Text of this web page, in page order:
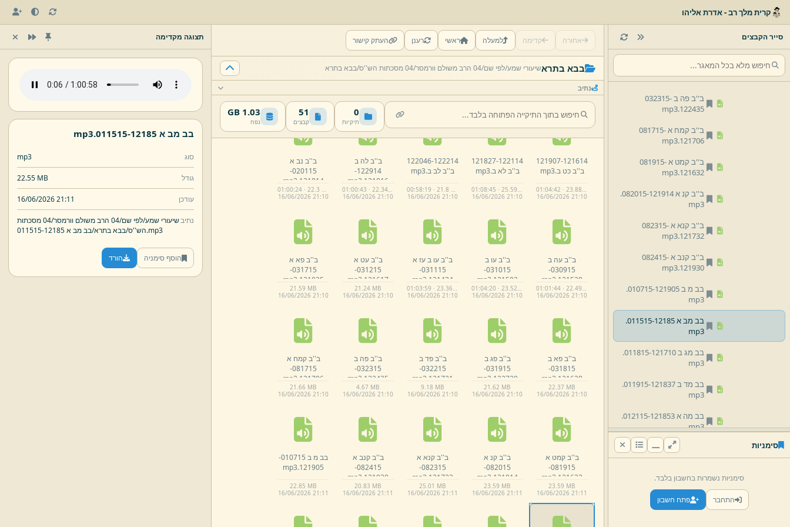
קרית מלך רב - אדרת אליהו
סייר הקבצים
121628.
ב''ב פד ב 032215-
mp3
ב''ב פה ב 032315-
122435.
mp3
ב''ב קמח א 081715-
121706.
mp3
ב''ב קמט א 081915-
121632.
mp3
ב''ב קנ א 082015-121914.
mp3
ב''ב קנא א 082315-
121732.
mp3
ב''ב קנב א 082415-
121930.
mp3
בב מ ב 010715-121905.
mp3
בב מב א 011515-12185.
mp3
בב מג ב 011815-121710.
mp3
בב מד ב 011915-121837.
mp3
בב מה א 012115-121853.
mp3
בב מו ב 012215- 121750.
mp3
בב נב ב 020115-121814.
mp3
בב ע א 010915-115933.
סימניות
סימניות נשמרות בחשבון בלבד.
התחבר פתח חשבון
אחורה קדימה למעלה ראשי רענן העתק קישור
בבא בתראשיעורי שמע/לפי שם/04 הרב משולם וורמסר/ 04 מסכתות הש''ס/ בבא בתרא
נתיב
0
תיקיות
51
קבצים
1.03 GB
נפח
112614-
ב''ב כ ב.mp3
00:58:11 · 21.7 MB
16/06/2026 21:09
ב''ב כג ב.mp3
16/06/2026 21:10
ב''ב כג א.mp3
16/06/2026 21:09
ב''ב כד ב.mp3
16/06/2026 21:10
ב''ב כח א.
16/06/2026 21:10
121614-
121907
ב''ב כט ב.mp3
01:04:42 · 23.88 MB
16/06/2026 21:10
122114-
121827
ב''ב לא ב.mp3
01:08:45 · 25.59 MB
16/06/2026 21:10
122214-
122046
ב''ב לב ב.mp3
00:58:19 · 21.8 MB
16/06/2026 21:10
ב''ב לה ב
122914-
121816.
mp3
01:00:43 · 22.34 MB
16/06/2026 21:10
ב''ב נב א
020115-
121814.
mp3
01:00:24 · 22.3 MB
16/06/2026 21:10
ב''ב עה ב
030915-
121538.
mp3
01:01:44 · 22.49 MB
16/06/2026 21:10
ב''ב עו ב
031015-
121502.
mp3
01:04:20 · 23.52 MB
16/06/2026 21:10
ב''ב עו ב עז א
031115-
121434.
mp3
01:03:59 · 23.36 MB
16/06/2026 21:10
ב''ב עט א
031215-
121617.
mp3
21.24 MB
16/06/2026 21:10
ב''ב פא א
031715-
121825.
mp3
21.59 MB
16/06/2026 21:10
ב''ב פא ב
031815-
121628.
mp3
22.37 MB
16/06/2026 21:10
ב''ב פג ב
031915-
122729.
mp3
21.62 MB
16/06/2026 21:10
ב''ב פד ב
032215-
121721.
mp3
9.18 MB
16/06/2026 21:10
ב''ב פה ב
032315-
122435.
mp3
4.67 MB
16/06/2026 21:10
ב''ב קמח א
081715-
121706.
mp3
21.66 MB
16/06/2026 21:10
ב''ב קמט א
081915-
121632.
mp3
23.59 MB
16/06/2026 21:11
ב''ב קנ א
082015-
121914.
mp3
23.59 MB
16/06/2026 21:11
ב''ב קנא א
082315-
121732.
mp3
25.01 MB
16/06/2026 21:11
ב''ב קנב א
082415-
121930.
mp3
20.83 MB
16/06/2026 21:11
בב מ ב 010715-
121905.
mp3
22.85 MB
16/06/2026 21:11
תצוגה מקדימה
בב מב א 011515- 12185.
mp3
סוג mp3
גודל 22.55 MB
עודכן 16/06/2026 21:11
נתיבשיעורי שמע/לפי שם/04 הרב משולם וורמסר/
04 מסכתות
הש''ס/בבא בתרא/בב מב א 011515- 12185.mp3
הוסף סימניה הורד